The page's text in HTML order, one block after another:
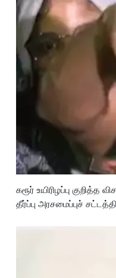
கரூர் உயிரிழப்பு
தீர்ப்பு அரசமைப்புச்